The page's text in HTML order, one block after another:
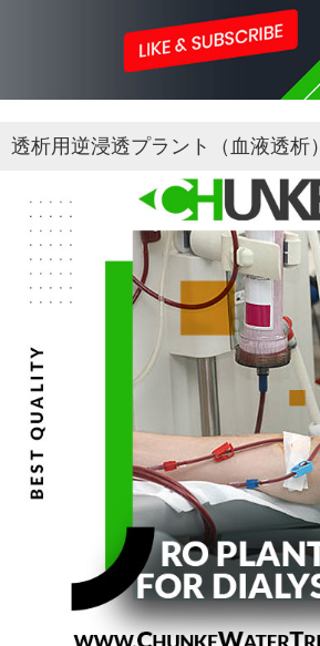
透析用逆浸透プラント（血液透析）